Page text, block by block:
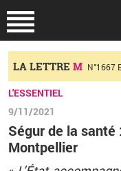
LA LETTRE M N°1667
L'ESSENTIEL
9/11/2021
Ségur de la santé
Montpellier